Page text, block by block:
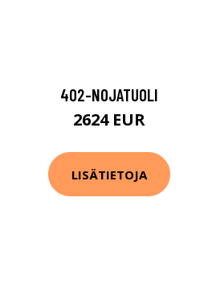
402-NOJATUOLI
2624 EUR
LISÄTIETOJA